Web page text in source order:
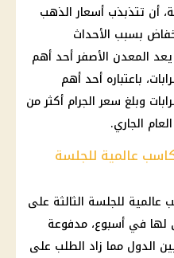
أن تتذبذب أسعار الذهب
بسبب الأحداث
المعدن الأصفر أحد أهم
باعتباره أحد أهم
وبلغ سعر الجرام أكثر من
عالمية للجلسة
للجلسة الثالثة على
لها في أسبوع، مدفوعة
الدول مما زاد الطلب على